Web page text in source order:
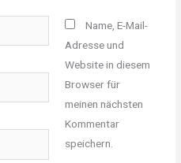
Name, E-Mail-
Adresse und
Website in diesem
Browser für
meinen nächsten
Kommentar
speichern.